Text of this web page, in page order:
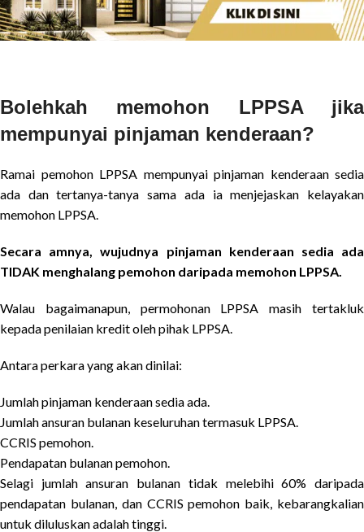
Bolehkah memohon LPPSA jika
mempunyai pinjaman kenderaan?
Ramai pemohon LPPSA mempunyai pinjaman kenderaan sedia
ada dan tertanya-tanya sama ada ia menjejaskan kelayakan
memohon LPPSA.
Secara amnya, wujudnya pinjaman kenderaan sedia ada
TIDAK menghalang pemohon daripada memohon LPPSA.
Walau bagaimanapun, permohonan LPPSA masih tertakluk
kepada penilaian kredit oleh pihak LPPSA.
Antara perkara yang akan dinilai:
Jumlah pinjaman kenderaan sedia ada.
Jumlah ansuran bulanan keseluruhan termasuk LPPSA.
CCRIS pemohon.
Pendapatan bulanan pemohon.
Selagi jumlah ansuran bulanan tidak melebihi 60% daripada
pendapatan bulanan, dan CCRIS pemohon baik, kebarangkalian
untuk diluluskan adalah tinggi.